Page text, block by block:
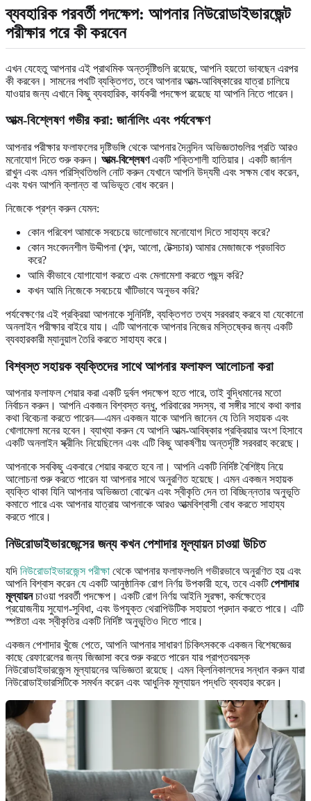
ব্যবহারিক পরবর্তী পদক্ষেপ: আপনার নিউরোডাইভারজেন্ট
পরীক্ষার পরে কী করবেন
এখন যেহেতু আপনার এই প্রাথমিক অন্তর্দৃষ্টিগুলি রয়েছে, আপনি হয়তো ভাবছেন এরপর
কী করবেন। সামনের পথটি ব্যক্তিগত, তবে আপনার আত্ম-আবিষ্কারের যাত্রা চালিয়ে
যাওয়ার জন্য এখানে কিছু ব্যবহারিক, কার্যকরী পদক্ষেপ রয়েছে যা আপনি নিতে পারেন।
আত্ম-বিশ্লেষণ গভীর করা: জার্নালিং এবং পর্যবেক্ষণ
আপনার পরীক্ষার ফলাফলের দৃষ্টিভঙ্গি থেকে আপনার দৈনন্দিন অভিজ্ঞতাগুলির প্রতি আরও
মনোযোগ দিতে শুরু করুন। আত্ম-বিশ্লেষণএকটি শক্তিশালী হাতিয়ার। একটি জার্নাল
রাখুন এবং এমন পরিস্থিতিগুলি নোট করুন যেখানে আপনি উদ্যমী এবং সক্ষম বোধ করেন,
এবং যখন আপনি ক্লান্ত বা অভিভূত বোধ করেন।
নিজেকে প্রশ্ন করুন যেমন:
কোন পরিবেশ আমাকে সবচেয়ে ভালোভাবে মনোযোগ দিতে সাহায্য করে?
কোন সংবেদনশীল উদ্দীপনা (শব্দ, আলো, টেক্সচার) আমার মেজাজকে প্রভাবিত
করে?
আমি কীভাবে যোগাযোগ করতে এবং মেলামেশা করতে পছন্দ করি?
কখন আমি নিজেকে সবচেয়ে খাঁটিভাবে অনুভব করি?
পর্যবেক্ষণের এই প্রক্রিয়া আপনাকে সুনির্দিষ্ট, ব্যক্তিগত তথ্য সরবরাহ করবে যা যেকোনো
অনলাইন পরীক্ষার বাইরে যায়। এটি আপনাকে আপনার নিজের মস্তিষ্কের জন্য একটি
ব্যবহারকারী ম্যানুয়াল তৈরি করতে সাহায্য করে।
বিশ্বস্ত সহায়ক ব্যক্তিদের সাথে আপনার ফলাফল আলোচনা করা
আপনার ফলাফল শেয়ার করা একটি দুর্বল পদক্ষেপ হতে পারে, তাই বুদ্ধিমানের মতো
নির্বাচন করুন। আপনি একজন বিশ্বস্ত বন্ধু, পরিবারের সদস্য, বা সঙ্গীর সাথে কথা বলার
কথা বিবেচনা করতে পারেন—এমন একজন যাকে আপনি জানেন যে তিনি সহায়ক এবং
খোলামেলা মনের হবেন। ব্যাখ্যা করুন যে আপনি আত্ম-আবিষ্কার প্রক্রিয়ার অংশ হিসাবে
একটি অনলাইন স্ক্রীনিং নিয়েছিলেন এবং এটি কিছু আকর্ষণীয় অন্তর্দৃষ্টি সরবরাহ করেছে।
আপনাকে সবকিছু একবারে শেয়ার করতে হবে না। আপনি একটি নির্দিষ্ট বৈশিষ্ট্য নিয়ে
আলোচনা শুরু করতে পারেন যা আপনার সাথে অনুরণিত হয়েছে। এমন একজন সহায়ক
ব্যক্তি থাকা যিনি আপনার অভিজ্ঞতা বোঝেন এবং স্বীকৃতি দেন তা বিচ্ছিন্নতার অনুভূতি
কমাতে পারে এবং আপনার যাত্রায় আপনাকে আরও আত্মবিশ্বাসী বোধ করতে সাহায্য
করতে পারে।
নিউরোডাইভারজেন্সের জন্য কখন পেশাদার মূল্যায়ন চাওয়া উচিত
যদি নিউরোডাইভারজেন্স পরীক্ষা থেকে আপনার ফলাফলগুলি গভীরভাবে অনুরণিত হয় এবং
আপনি বিশ্বাস করেন যে একটি আনুষ্ঠানিক রোগ নির্ণয় উপকারী হবে, তবে একটিপেশাদার
মূল্যায়নচাওয়া পরবর্তী পদক্ষেপ। একটি রোগ নির্ণয় আইনি সুরক্ষা, কর্মক্ষেত্রে
প্রয়োজনীয় সুযোগ-সুবিধা, এবং উপযুক্ত থেরাপিউটিক সহায়তা প্রদান করতে পারে। এটি
স্পষ্টতা এবং স্বীকৃতির একটি নির্দিষ্ট অনুভূতিও দিতে পারে।
একজন পেশাদার খুঁজে পেতে, আপনি আপনার সাধারণ চিকিৎসককে একজন বিশেষজ্ঞের
কাছে রেফারেলের জন্য জিজ্ঞাসা করে শুরু করতে পারেন যার প্রাপ্তবয়স্ক
নিউরোডাইভারজেন্স মূল্যায়নের অভিজ্ঞতা রয়েছে। এমন ক্লিনিকালদের সন্ধান করুন যারা
নিউরোডাইভারসিটিকে সমর্থন করেন এবং আধুনিক মূল্যায়ন পদ্ধতি ব্যবহার করেন।